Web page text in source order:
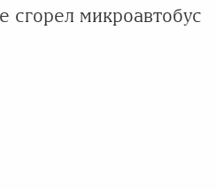
сгорел микроавтобус